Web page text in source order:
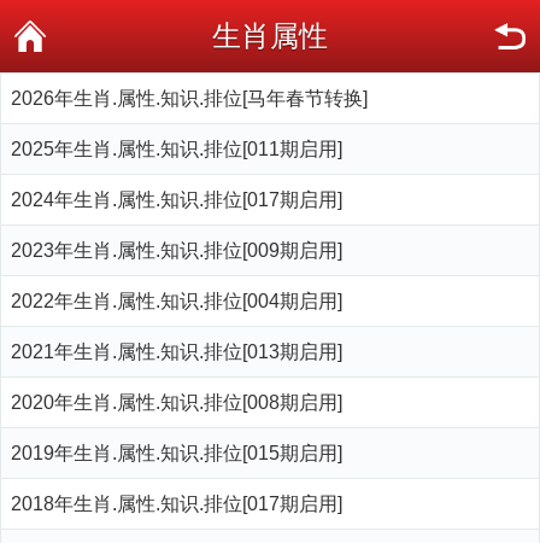
生肖属性
2026年生肖.属性.知识.排位[马年春节转换]
2025年生肖.属性.知识.排位[011期启用]
2024年生肖.属性.知识.排位[017期启用]
2023年生肖.属性.知识.排位[009期启用]
2022年生肖.属性.知识.排位[004期启用]
2021年生肖.属性.知识.排位[013期启用]
2020年生肖.属性.知识.排位[008期启用]
2019年生肖.属性.知识.排位[015期启用]
2018年生肖.属性.知识.排位[017期启用]